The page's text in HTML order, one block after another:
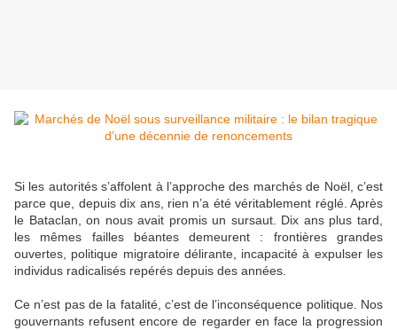
Si les autorités s’affolent à l’approche des marchés de Noël, c’est
parce que, depuis dix ans, rien n’a été véritablement réglé. Après
le Bataclan, on nous avait promis un sursaut. Dix ans plus tard,
les mêmes failles béantes demeurent : frontières grandes
ouvertes, politique migratoire délirante, incapacité à expulser les
individus radicalisés repérés depuis des années.
Ce n’est pas de la fatalité, c’est de l’inconséquence politique. Nos
gouvernants refusent encore de regarder en face la progression